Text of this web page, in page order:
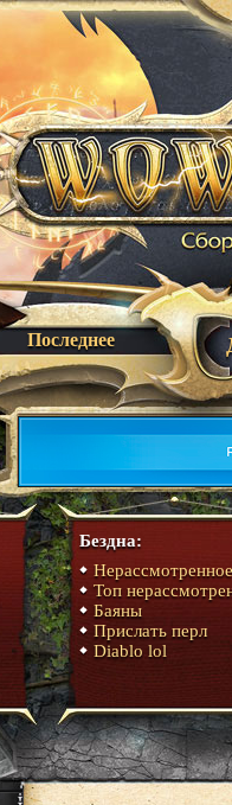
Последнее
Бездна:
Нерассмотренное
Топ
Баяны
Прислать перл
Diablo lol